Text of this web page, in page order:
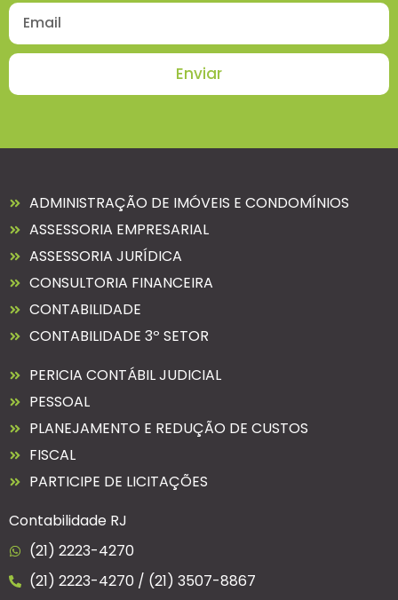
Enviar
ADMINISTRAÇÃO DE IMÓVEIS E CONDOMÍNIOS
ASSESSORIA EMPRESARIAL
ASSESSORIA JURÍDICA
CONSULTORIA FINANCEIRA
CONTABILIDADE
CONTABILIDADE 3º SETOR
PERICIA CONTÁBIL JUDICIAL
PESSOAL
PLANEJAMENTO E REDUÇÃO DE CUSTOS
FISCAL
PARTICIPE DE LICITAÇÕES
Contabilidade RJ
(21) 2223-4270
(21) 2223-4270 / (21) 3507-8867